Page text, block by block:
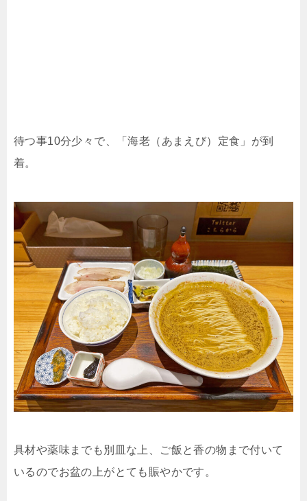
待つ事10分少々で、「海老（あまえび）定食」が到
着。
具材や薬味までも別皿な上、ご飯と香の物まで付いて
いるのでお盆の上がとても賑やかです。